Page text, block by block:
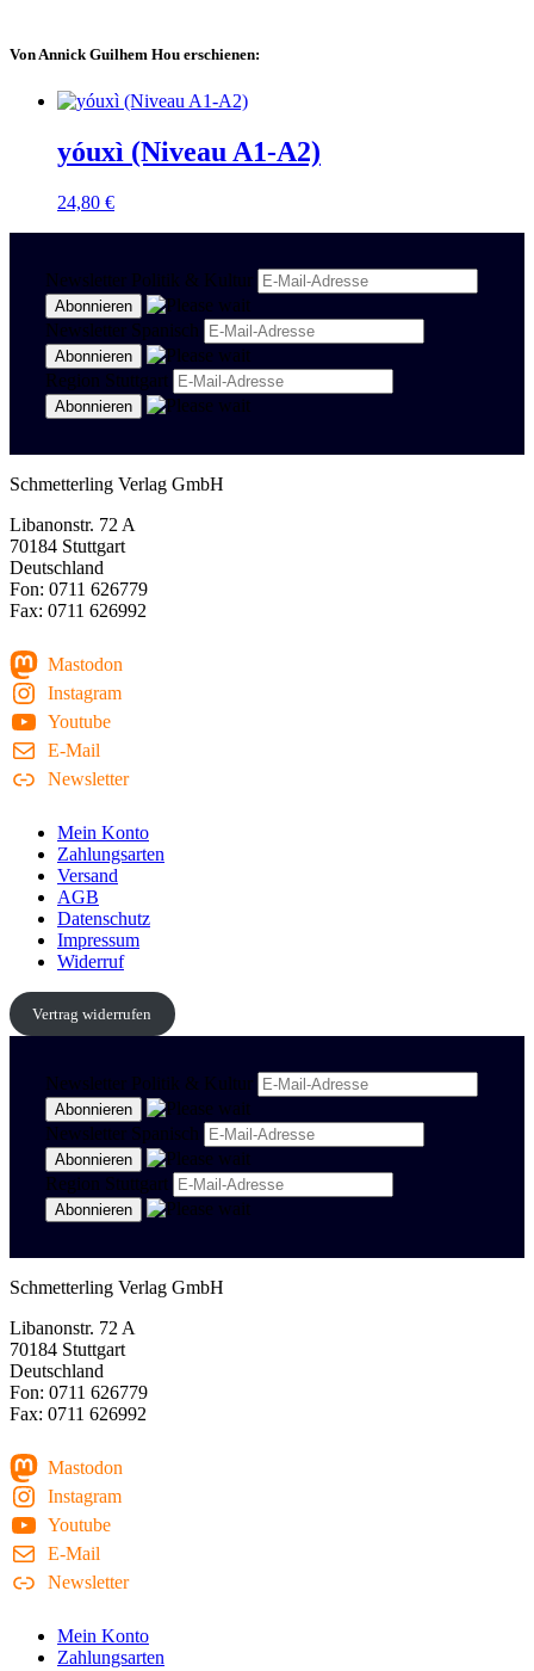
Von Annick Guilhem Hou erschienen:
yóuxì (Niveau A1-A2)
24,80 €
Newsletter Politik & Kultur
Newsletter Spanisch
Region Stuttgart
Schmetterling Verlag GmbH
Libanonstr. 72 A
70184 Stuttgart
Deutschland
Fon: 0711 626779
Fax: 0711 626992
Mastodon
Instagram
Youtube
E-Mail
Newsletter
Mein Konto
Zahlungsarten
Versand
AGB
Datenschutz
Impressum
Widerruf
Vertrag widerrufen
Newsletter Politik & Kultur
Newsletter Spanisch
Region Stuttgart
Schmetterling Verlag GmbH
Libanonstr. 72 A
70184 Stuttgart
Deutschland
Fon: 0711 626779
Fax: 0711 626992
Mastodon
Instagram
Youtube
E-Mail
Newsletter
Mein Konto
Zahlungsarten